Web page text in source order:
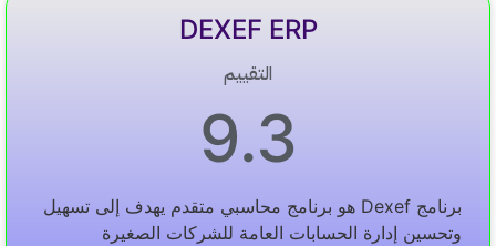
DEXEF ERP
التقييم
9.3
برنامج Dexef هو برنامج محاسبي متقدم يهدف إلى تسهيل
وتحسين إدارة الحسابات العامة للشركات الصغيرة